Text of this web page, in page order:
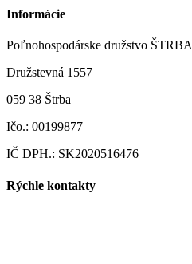
Informácie
Poľnohospodárske družstvo ŠTRBA
Družstevná 1557
059 38 Štrba
Ičo.: 00199877
IČ DPH.: SK2020516476
Rýchle kontakty